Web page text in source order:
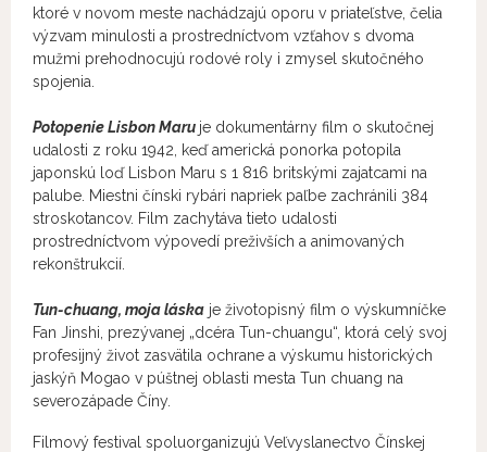
ktoré v novom meste nachádzajú oporu v priateľstve, čelia
výzvam minulosti a prostredníctvom vzťahov s dvoma
mužmi prehodnocujú rodové roly i zmysel skutočného
spojenia.
Potopenie Lisbon Maru je dokumentárny film o skutočnej
udalosti z roku 1942, keď americká ponorka potopila
japonskú loď Lisbon Maru s 1 816 britskými zajatcami na
palube. Miestni čínski rybári napriek paľbe zachránili 384
stroskotancov. Film zachytáva tieto udalosti
prostredníctvom výpovedí preživších a animovaných
rekonštrukcií.
Tun-chuang, moja láska je životopisný film o výskumníčke
Fan Jinshi, prezývanej „dcéra Tun-chuangu“, ktorá celý svoj
profesijný život zasvätila ochrane a výskumu historických
jaskýň Mogao v púštnej oblasti mesta Tun chuang na
severozápade Číny.
Filmový festival spoluorganizujú Veľvyslanectvo Čínskej